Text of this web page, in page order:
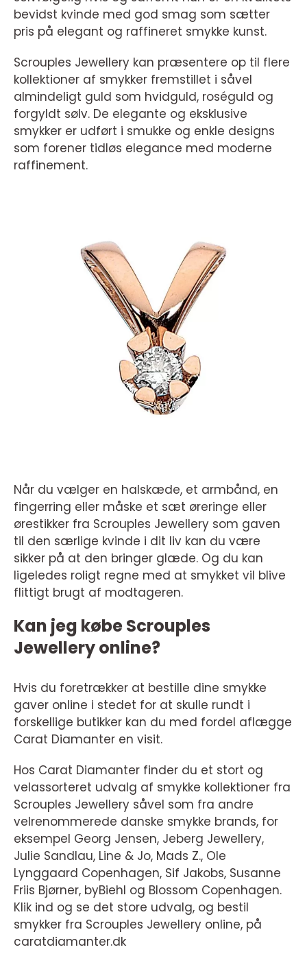
bevidst kvinde med god smag som sætter
pris på elegant og raffineret smykke kunst.
Scrouples Jewellery kan præsentere op til flere
kollektioner af smykker fremstillet i såvel
almindeligt guld som hvidguld, roséguld og
forgyldt sølv. De elegante og eksklusive
smykker er udført i smukke og enkle designs
som forener tidløs elegance med moderne
raffinement.
Når du vælger en halskæde, et armbånd, en
fingerring eller måske et sæt øreringe eller
ørestikker fra Scrouples Jewellery som gaven
til den særlige kvinde i dit liv kan du være
sikker på at den bringer glæde. Og du kan
ligeledes roligt regne med at smykket vil blive
flittigt brugt af modtageren.
Kan jeg købe Scrouples
Jewellery online?
Hvis du foretrækker at bestille dine smykke
gaver online i stedet for at skulle rundt i
forskellige butikker kan du med fordel aflægge
Carat Diamanter en visit.
Hos Carat Diamanter finder du et stort og
velassorteret udvalg af smykke kollektioner fra
Scrouples Jewellery såvel som fra andre
velrenommerede danske smykke brands, for
eksempel Georg Jensen, Jeberg Jewellery,
Julie Sandlau, Line & Jo, Mads Z., Ole
Lynggaard Copenhagen, Sif Jakobs, Susanne
Friis Bjørner, byBiehl og Blossom Copenhagen.
Klik ind og se det store udvalg, og bestil
smykker fra Scrouples Jewellery online, på
caratdiamanter.dk